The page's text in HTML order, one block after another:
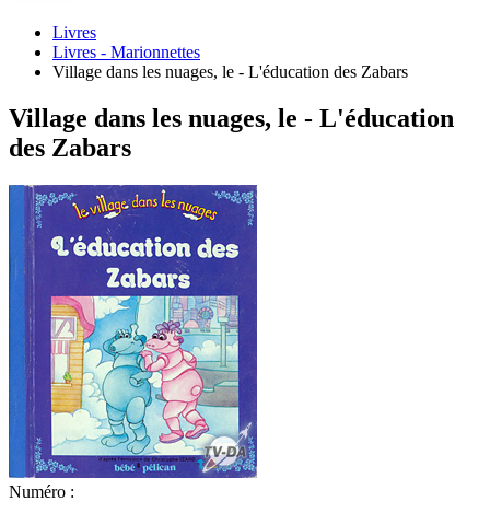
Livres
Livres - Marionnettes
Village dans les nuages, le - L'éducation des Zabars
Village dans les nuages, le - L'éducation
des Zabars
Numéro :